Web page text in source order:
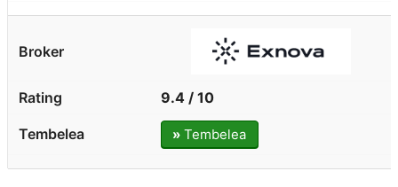
9.4 / 10
» Tembelea